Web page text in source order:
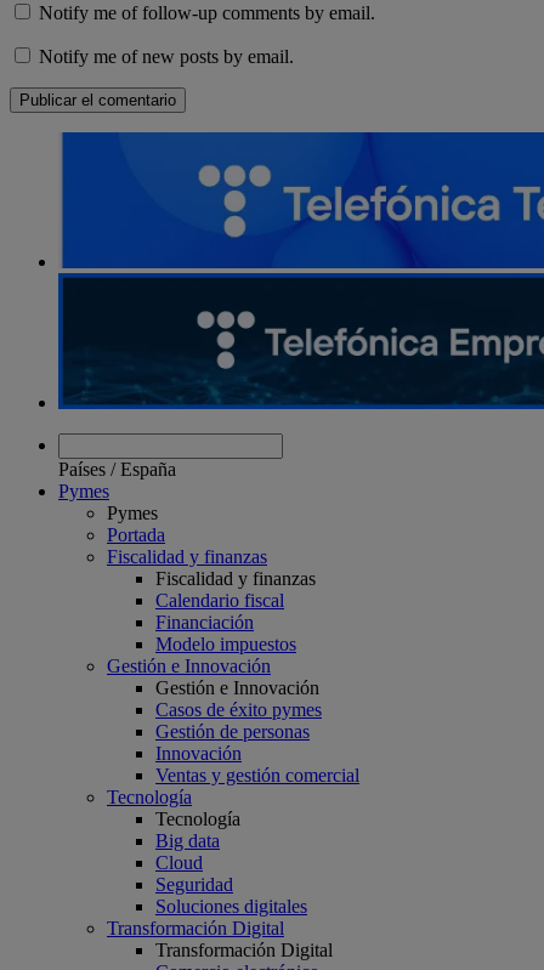
Notify me of follow-up comments by email.
Notify me of new posts by email.
Países /España
Pymes
Pymes
Portada
Fiscalidad y finanzas
Fiscalidad y finanzas
Calendario fiscal
Financiación
Modelo impuestos
Gestión e Innovación
Gestión e Innovación
Casos de éxito pymes
Gestión de personas
Innovación
Ventas y gestión comercial
Tecnología
Tecnología
Big data
Cloud
Seguridad
Soluciones digitales
Transformación Digital
Transformación Digital